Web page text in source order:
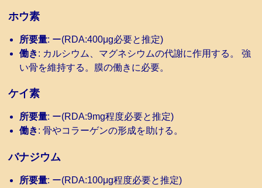
ホウ素
所要量: ー(RDA:400μg必要と推定)
働き: カルシウム、マグネシウムの代謝に作用する。 強
い骨を維持する。膜の働きに必要。
ケイ素
所要量: ー(RDA:9mg程度必要と推定)
働き: 骨やコラーゲンの形成を助ける。
バナジウム
所要量: ー(RDA:100μg程度必要と推定)